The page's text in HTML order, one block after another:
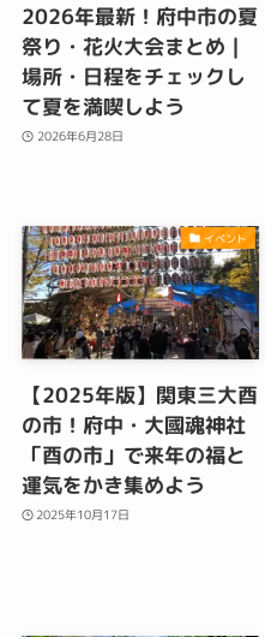
2026年最新！府中市の夏
祭り・花火大会まとめ｜
場所・日程をチェックし
て夏を満喫しよう
2026年6月28日
イベント
【2025年版】関東三大酉
の市！府中・大國魂神社
「酉の市」で来年の福と
運気をかき集めよう
2025年10月17日